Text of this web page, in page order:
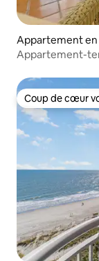
Appartement en
Appartement-
Coup de cœur
Coup de cœur